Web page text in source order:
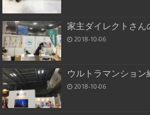
家主ダイレクトさん
2018-10-06
ウルトラマンション
2018-10-06